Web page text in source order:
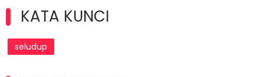
KATA KUNCI
seludup